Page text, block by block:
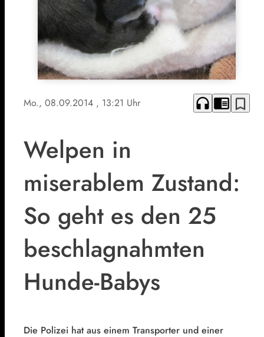
Mo., 08.09.2014 , 13:21 Uhr headphones chrome_reader_mode bookmark_border
Welpen in
miserablem Zustand:
So geht es den 25
beschlagnahmten
Hunde-Babys
Die Polizei hat aus einem Transporter und einer